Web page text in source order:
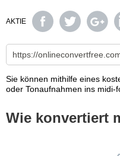
AKTIE
Sie können mithilfe eines
oder Tonaufnahmen ins midi-
Wie konvertiert